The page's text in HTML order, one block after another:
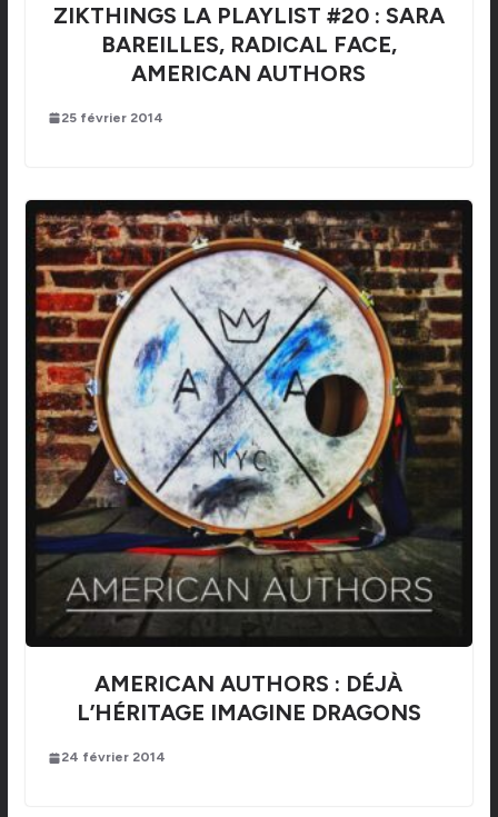
ZIKTHINGS LA PLAYLIST #20 : SARA
BAREILLES, RADICAL FACE,
AMERICAN AUTHORS
25 février 2014
AMERICAN AUTHORS : DÉJÀ
L’HÉRITAGE IMAGINE DRAGONS
24 février 2014